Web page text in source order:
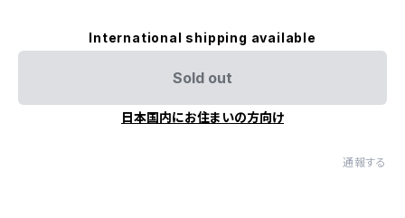
International shipping available
Sold out
日本国内にお住まいの方向け
通報する